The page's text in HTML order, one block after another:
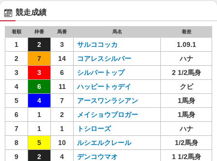
競走成績
着順 枠番 馬番 馬名 着差
1 2 3 サルココッカ
1.09.1
2
7 14 コアレスシルバー
ハナ
3
3 6 シルバートップ
2 1/2馬身
4
6 11 ハッピートゥデイ
クビ
5
4 7 アースワンラシアン
1馬身
6
1 2 メイショウブロガー
1馬身
7
1 1 トシローズ
ハナ
8
5 10 ルシエルクレール
1/2馬身
9
2 4 デンコウマオ
1 1/2馬身